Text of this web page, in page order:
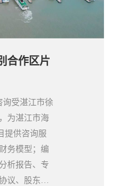
合作区片
询受湛江市徐
为湛江市海
提供咨询服
务模型；编
析报告、专
议、股东协